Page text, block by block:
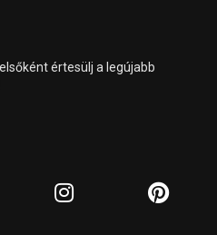
értesülj a legújabb